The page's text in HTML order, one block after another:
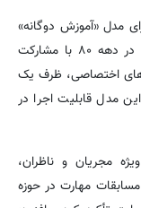
مدل «آموزش دوگانه»
در صنایع کشور اظهار داشت: صنعت پتروشیمی در دهه ۸۰ با مشارکت
اختصاصی، ظرف یک
مدل قابلیت اجرا در
مجریان و ناظران،
مهارت در حوزه